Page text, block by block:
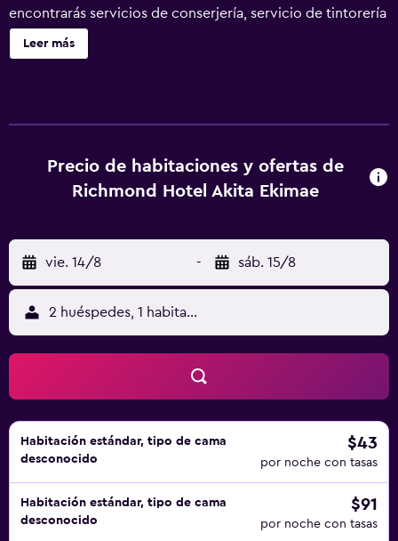
encontrarás servicios de conserjería, servicio de tintorería
y lavandería. Se ofrece servicio de cambio de toallas a
petición. Richmond Hotel Akita Ekimae ofrece 195
electrónico y artículos de higiene personal gratuitos. Este
hotel en Akita ofrece acceso a Internet por cable y wifi
días.
Leer más
Precio de habitaciones y ofertas de
Richmond Hotel Akita Ekimae
vie. 14/8 - sáb. 15/8
2 huéspedes, 1 habitación
Habitación estándar, tipo de cama
desconocido
$43
por noche con tasas
Habitación estándar, tipo de cama
desconocido
$91
por noche con tasas